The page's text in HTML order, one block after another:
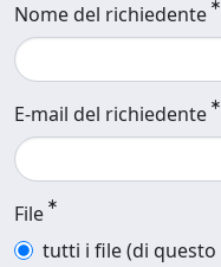
Nome del richiedente
E-mail del richiedente
File
tutti i file (di